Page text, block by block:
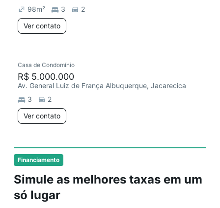
Financiamento
Simule as melhores taxas em um
só lugar
98m² 3
2
Ver contato
Casa de Condomínio
R$ 5.000.000
Av. General Luiz de França Albuquerque, Jacarecica
3
2
Ver contato